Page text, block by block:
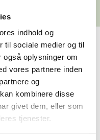
indhold og
til sociale medier og til
oplysninger om
vores partnere inden
og
kombinere disse
givet dem, eller som
tjenester.
hjælp?
til at kontakte
brug for assistance.
14
afdeling